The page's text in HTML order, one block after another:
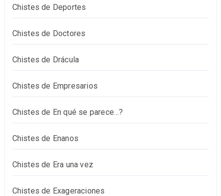
Chistes de Deportes
Chistes de Doctores
Chistes de Drácula
Chistes de Empresarios
Chistes de En qué se parece…?
Chistes de Enanos
Chistes de Era una vez
Chistes de Exageraciones